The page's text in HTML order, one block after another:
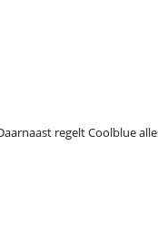
regelt Coolblue